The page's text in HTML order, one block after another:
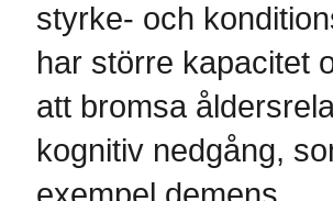
styrke- och
har större kapacitet
att bromsa
kognitiv nedgång,